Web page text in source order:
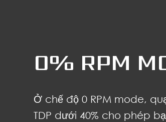
0% RPM
Ở chế độ 0 RPM mode,
TDP dưới 40% cho phép